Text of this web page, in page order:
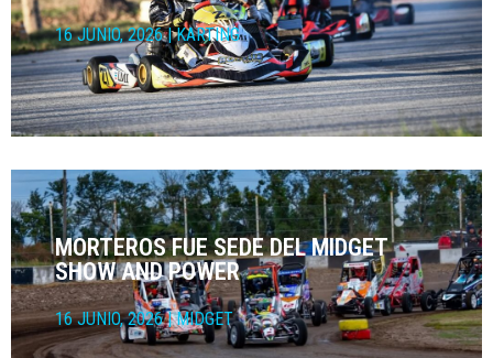
16 JUNIO, 2026 | KARTING
MORTEROS FUE SEDE DEL MIDGET
SHOW AND POWER
16 JUNIO, 2026 | MIDGET